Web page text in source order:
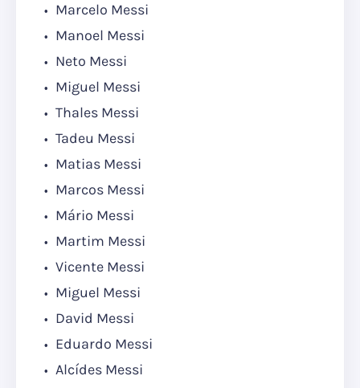
Marcelo Messi
Manoel Messi
Neto Messi
Miguel Messi
Thales Messi
Tadeu Messi
Matias Messi
Marcos Messi
Mário Messi
Martim Messi
Vicente Messi
Miguel Messi
David Messi
Eduardo Messi
Alcídes Messi